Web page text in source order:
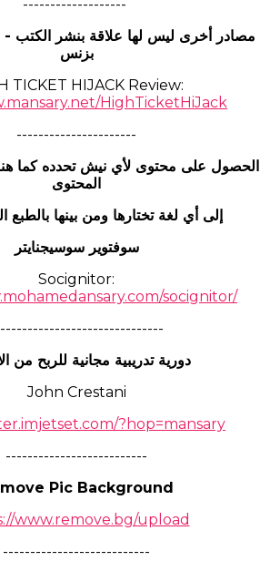
-------------------
مصادر أخرى ليس لها علاقة بنشر الكتب -
بزنس
TICKET HIJACK Review:
HighTicketHiJack
----------------------
المحتوى
إلى أي لغة تختارها ومن بينها بالطبع
سوفتوير سوسيجنايتر
Socignitor:
socignitor/
دورية تدريبية مجانية للربح من
John Crestani
?hop=mansary
--------------------------
Pic Background
www.remove.bg/upload
---------------------------